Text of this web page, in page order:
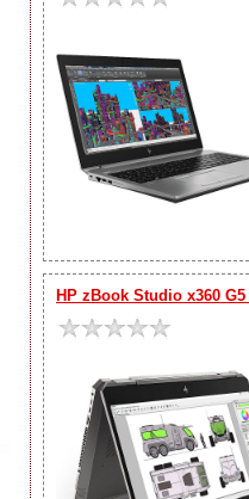
HP zBook Studio x360 G5